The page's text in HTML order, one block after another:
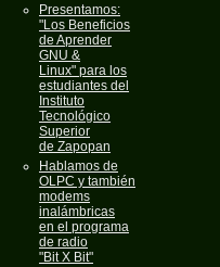
Presentamos:
"Los Beneficios
de Aprender
GNU &
Linux" para los
estudiantes del
Instituto
Tecnológico
Superior
de Zapopan
Hablamos de
OLPC y también
modems
inalámbricas
en el programa
de radio
"Bit X Bit"